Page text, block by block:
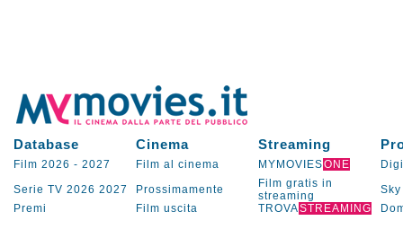
Database Cinema Streaming
Film 2026 - 2027 Film al cinema MYMOVIESONE
Serie TV 2026 2027 Prossimamente
Film gratis in
streaming
Sky
Premi
Film uscita TROVASTREAMING